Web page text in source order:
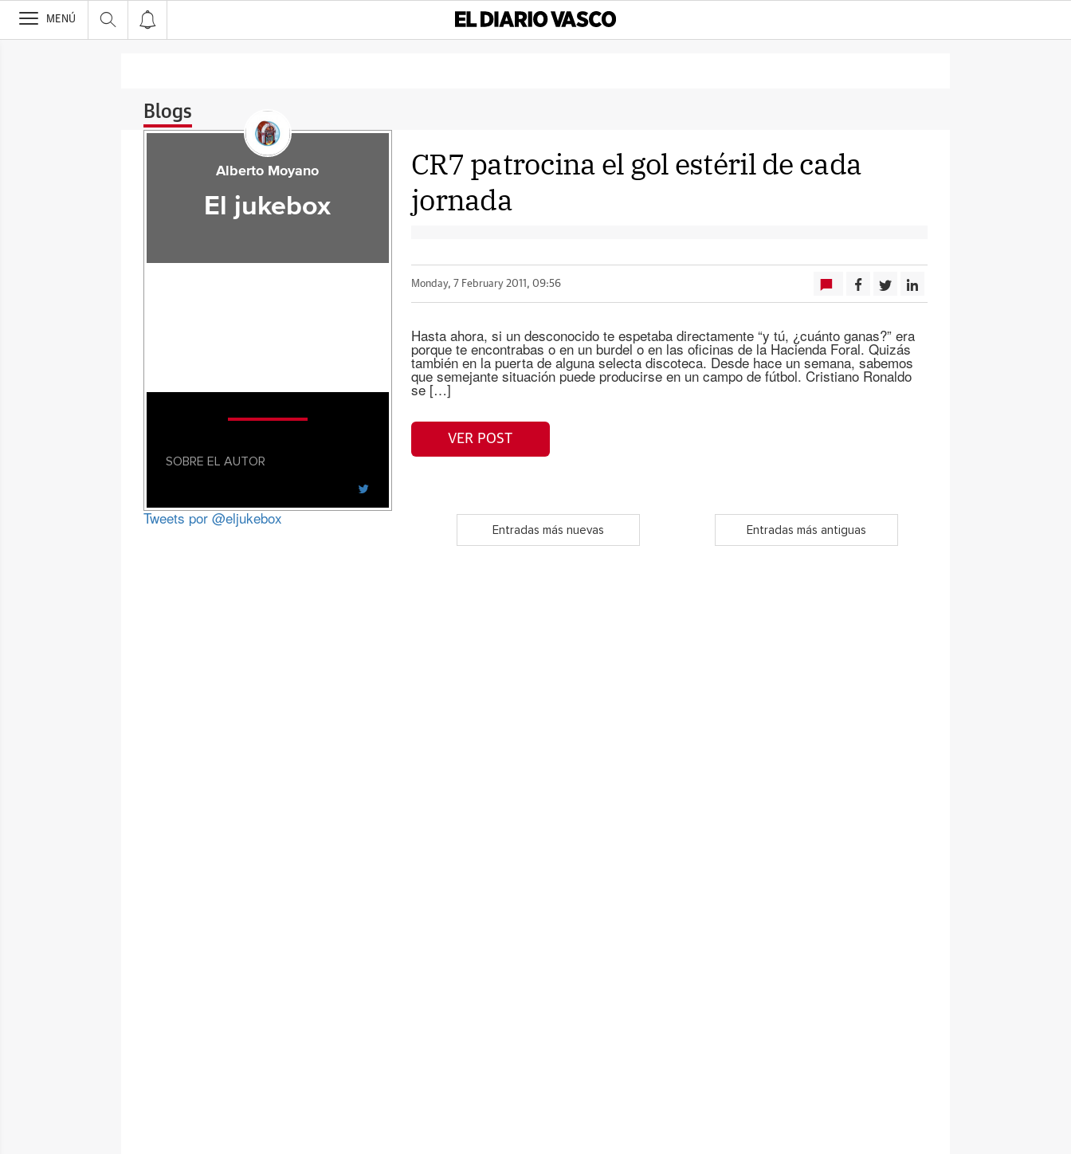
>
MENÚ
Blogs
CR7 patrocina el gol estéril de cada
jornada
Monday, 7 February 2011, 09:56
Hasta ahora, si un desconocido te espetaba directamente “y tú, ¿cuánto ganas?” era
porque te encontrabas o en un burdel o en las oficinas de la Hacienda Foral. Quizás
también en la puerta de alguna selecta discoteca. Desde hace un semana, sabemos
que semejante situación puede producirse en un campo de fútbol. Cristiano Ronaldo
se […]
VER POST
Entradas más nuevas Entradas más antiguas
Alberto Moyano
El jukebox
SOBRE EL AUTOR
Tweets por @eljukebox